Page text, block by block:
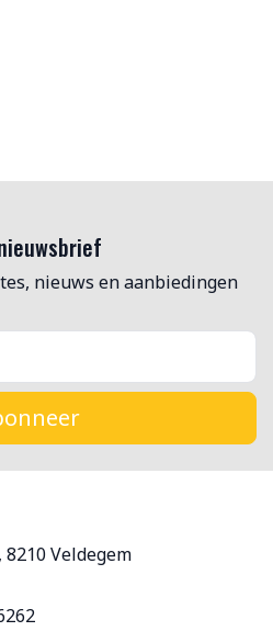
nieuws en aanbiedingen
Veldegem